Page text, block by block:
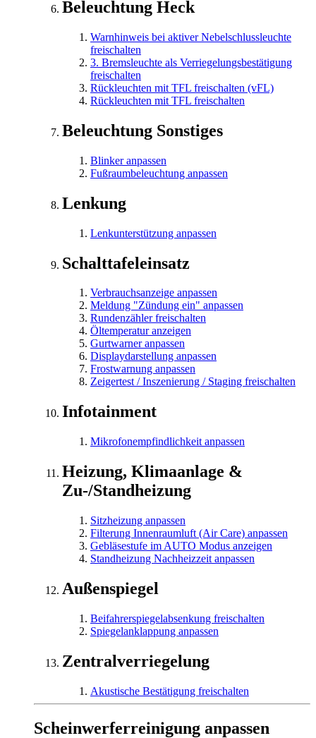
Beleuchtung Heck
Warnhinweis bei aktiver Nebelschlussleuchte
freischalten
3. Bremsleuchte als Verriegelungsbestätigung
freischalten
Rückleuchten mit TFL freischalten (vFL)
Rückleuchten mit TFL freischalten
Beleuchtung Sonstiges
Blinker anpassen
Fußraumbeleuchtung anpassen
Lenkung
Lenkunterstützung anpassen
Schalttafeleinsatz
Verbrauchsanzeige anpassen
Meldung "Zündung ein" anpassen
Rundenzähler freischalten
Öltemperatur anzeigen
Gurtwarner anpassen
Displaydarstellung anpassen
Frostwarnung anpassen
Zeigertest / Inszenierung / Staging freischalten
Infotainment
Mikrofonempfindlichkeit anpassen
Heizung, Klimaanlage &
Zu-/Standheizung
Sitzheizung anpassen
Filterung Innenraumluft (Air Care) anpassen
Gebläsestufe im AUTO Modus anzeigen
Standheizung Nachheizzeit anpassen
Außenspiegel
Beifahrerspiegelabsenkung freischalten
Spiegelanklappung anpassen
Zentralverriegelung
Akustische Bestätigung freischalten
Scheinwerferreinigung anpassen